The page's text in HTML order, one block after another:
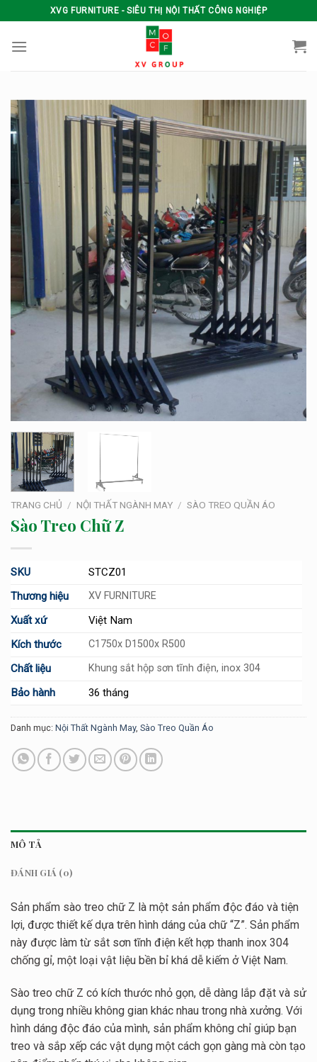
to
content
XVG FURNITURE - SIÊU THỊ NỘI THẤT CÔNG NGHIỆP
TRANG CHỦ / NỘI THẤT NGÀNH MAY / SÀO TREO QUẦN ÁO
Sào Treo Chữ Z
SKU
STCZ01
Thương hiệu
XV FURNITURE
Xuất xứ
Việt Nam
Kích thước
C1750x D1500x R500
Chất liệu Khung sắt hộp sơn tĩnh điện, inox 304
Bảo hành 36 tháng
Danh mục: Nội Thất Ngành May, Sào Treo Quần Áo
MÔ TẢ
ĐÁNH GIÁ (0)
Sản phẩm sào treo chữ Z là một sản phẩm độc đáo và tiện
lợi, được thiết kế dựa trên hình dáng của chữ “Z”. Sản phẩm
này được làm từ sắt sơn tĩnh điện kết hợp thanh inox 304
chống gỉ, một loại vật liệu bền bỉ khá dễ kiếm ở Việt Nam.
Sào treo chữ Z có kích thước nhỏ gọn, dễ dàng lắp đặt và sử
dụng trong nhiều không gian khác nhau trong nhà xưởng. Với
hình dáng độc đáo của mình, sản phẩm không chỉ giúp bạn
treo và sắp xếp các vật dụng một cách gọn gàng mà còn tạo